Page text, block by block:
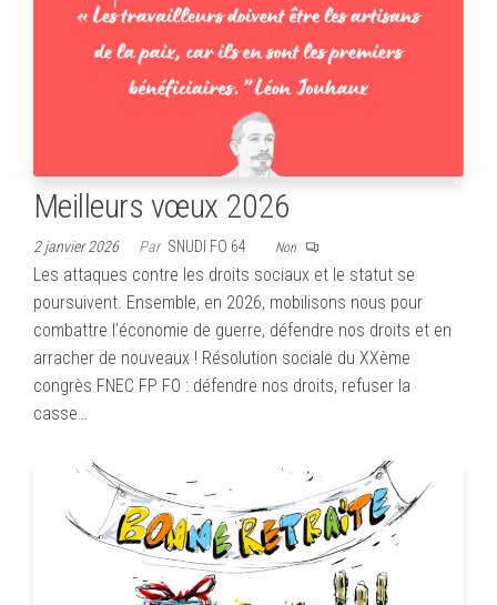
Meilleurs vœux 2026
2 janvier 2026 Par SNUDI FO 64 Non
Les attaques contre les droits sociaux et le statut se
poursuivent. Ensemble, en 2026, mobilisons nous pour
combattre l’économie de guerre, défendre nos droits et en
arracher de nouveaux ! Résolution sociale du XXème
congrès FNEC FP FO : défendre nos droits, refuser la
casse…